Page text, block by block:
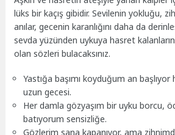
lüks bir kaçış gibidir. Sevilenin yokluğu,
anılar, gecenin karanlığını daha da
sevda yüzünden uykuya hasret
olan sözleri bulacaksınız.
Yastığa başımı koyduğum an
uzun gecesi.
Her damla gözyaşım bir uyku borcu,
batıyorum sensizliğe.
Gözlerim sana kapanıyor, ama